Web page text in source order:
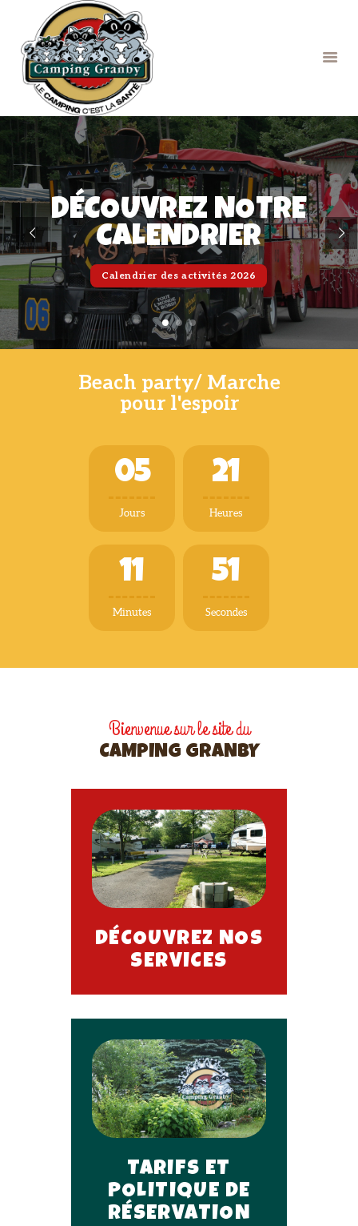
NOS SERVICES
LE CAMPING
EXPÉRIENCE SURF
CALENDRIER DES
ACTIVITÉS
GALERIE D’IMAGES
FAQ
CONTACT
PRIVACY POLICY
DÉCOUVREZ NOTRE
CALENDRIER
Calendrier des activités 2026
Beach party/ Marche
pour l'espoir
05
Jours
21
Heures
11
Minutes
52
Secondes
Bienvenue sur le site du
CAMPING GRANBY
DÉCOUVREZ NOS
SERVICES
TARIFS ET
POLITIQUE DE
RÉSERVATION